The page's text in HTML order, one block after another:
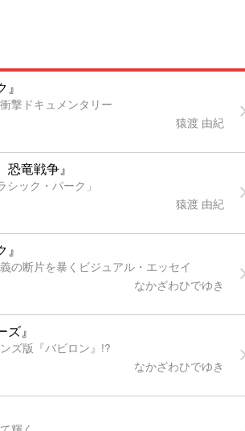
撃ドキュメンタリー
猿渡 由紀
竜戦争』
ック・パーク」
猿渡 由紀
の断片を暴くビジュアル・エッセイ
なかざわひでゆき
』
ズ版『バビロン』!?
なかざわひでゆき